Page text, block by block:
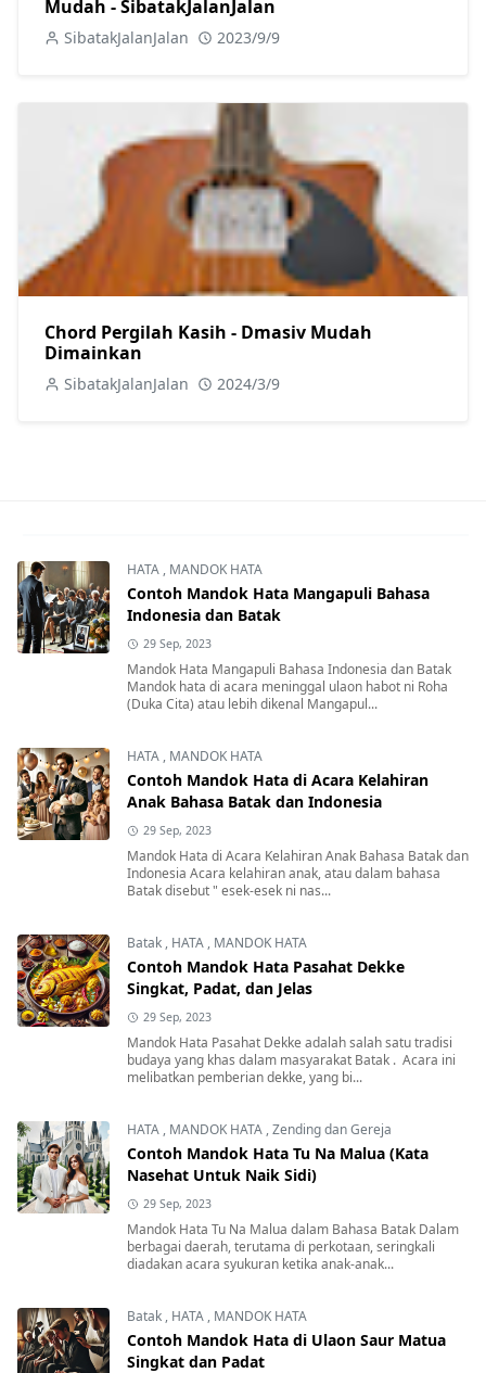
Mudah - SibatakJalanJalan
SibatakJalanJalan 2023/9/9
Chord Pergilah Kasih - Dmasiv Mudah
Dimainkan
SibatakJalanJalan 2024/3/9
HATA , MANDOK HATA
Contoh Mandok Hata Mangapuli Bahasa
Indonesia dan Batak
29 Sep, 2023
Mandok Hata Mangapuli Bahasa Indonesia dan Batak
Mandok hata di acara meninggal ulaon habot ni Roha
(Duka Cita) atau lebih dikenal Mangapul...
HATA , MANDOK HATA
Contoh Mandok Hata di Acara Kelahiran
Anak Bahasa Batak dan Indonesia
29 Sep, 2023
Mandok Hata di Acara Kelahiran Anak Bahasa Batak dan
Indonesia Acara kelahiran anak, atau dalam bahasa
Batak disebut " esek-esek ni nas...
Batak , HATA , MANDOK HATA
Contoh Mandok Hata Pasahat Dekke
Singkat, Padat, dan Jelas
29 Sep, 2023
Mandok Hata Pasahat Dekke adalah salah satu tradisi
budaya yang khas dalam masyarakat Batak . Acara ini
melibatkan pemberian dekke, yang bi...
HATA , MANDOK HATA ,Zending dan Gereja
Contoh Mandok Hata Tu Na Malua (Kata
Nasehat Untuk Naik Sidi)
29 Sep, 2023
Mandok Hata Tu Na Malua dalam Bahasa Batak Dalam
berbagai daerah, terutama di perkotaan, seringkali
diadakan acara syukuran ketika anak-anak...
Batak , HATA , MANDOK HATA
Contoh Mandok Hata di Ulaon Saur Matua
Singkat dan Padat